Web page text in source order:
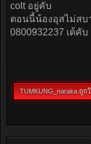
colt อยู่คับ
ตอนนี้น้องอุสไม่ส
0800932237 เต้คับ
TUMKUNG_naraka ถูก